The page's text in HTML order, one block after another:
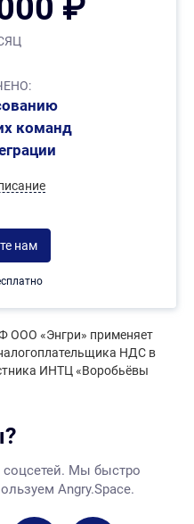
₽
команд
нам
ООО «Энгри» применяет
НДС в
ИНТЦ «Воробьёвы
Мы быстро
Angry.Space.